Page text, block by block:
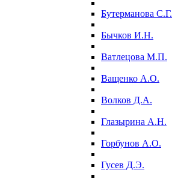
Бутерманова С.Г.
Бычков И.Н.
Ватлецова М.П.
Ващенко А.О.
Волков Д.А.
Глазырина А.Н.
Горбунов А.О.
Гусев Д.Э.